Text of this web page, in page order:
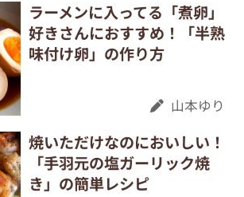
ラーメンに入ってる「煮卵」
好きさんにおすすめ！「半熟
味付け卵」の作り方
山本ゆり
焼いただけなのにおいしい！
「手羽元の塩ガーリック焼
き」の簡単レシピ